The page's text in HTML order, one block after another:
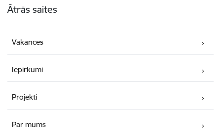
Ātrās saites
Vakances
Iepirkumi
Projekti
Par mums